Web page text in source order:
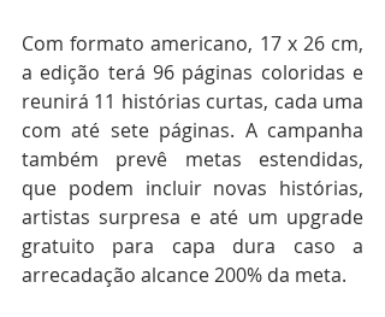
Com formato americano, 17 x 26 cm,
a edição terá 96 páginas coloridas e
reunirá 11 histórias curtas, cada uma
com até sete páginas. A campanha
também prevê metas estendidas,
que podem incluir novas histórias,
artistas surpresa e até um upgrade
gratuito para capa dura caso a
arrecadação alcance 200% da meta.